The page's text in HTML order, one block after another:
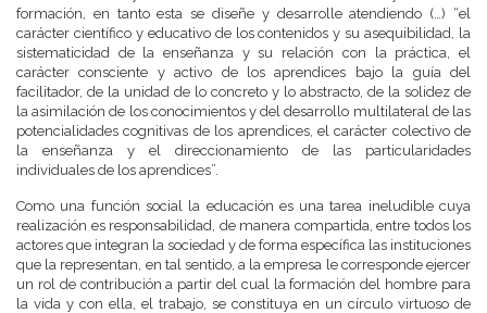
formación, en tanto esta se diseñe y desarrolle atendiendo (…) “el
carácter científico y educativo de los contenidos y su asequibilidad, la
sistematicidad de la enseñanza y su relación con la práctica, el
carácter consciente y activo de los aprendices bajo la guía del
facilitador, de la unidad de lo concreto y lo abstracto, de la solidez de
la asimilación de los conocimientos y del desarrollo multilateral de las
potencialidades cognitivas de los aprendices, el carácter colectivo de
la enseñanza y el direccionamiento de las particularidades
individuales de los aprendices”.
Como una función social la educación es una tarea ineludible cuya
realización es responsabilidad, de manera compartida, entre todos los
actores que integran la sociedad y de forma específica las instituciones
que la representan, en tal sentido, a la empresa le corresponde ejercer
un rol de contribución a partir del cual la formación del hombre para
la vida y con ella, el trabajo, se constituya en un círculo virtuoso de